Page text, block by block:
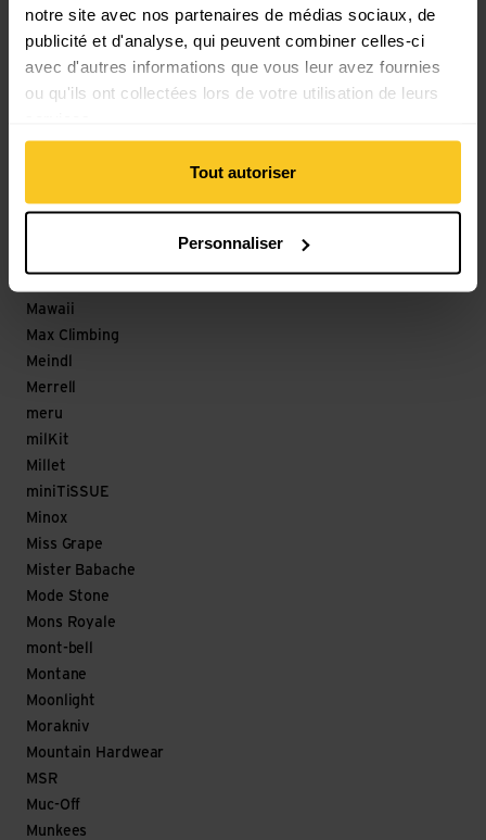
notre site avec nos partenaires de médias sociaux, de
publicité et d'analyse, qui peuvent combiner celles-ci
avec d'autres informations que vous leur avez fournies
ou qu'ils ont collectées lors de votre utilisation de leurs
Tout autoriser
Personnaliser
Löffler
M
Magicshine
Marco
Mawaii
Max Climbing
Meindl
Merrell
meru
milKit
Millet
miniTiSSUE
Minox
Miss Grape
Mister Babache
Mode Stone
Mons Royale
mont-bell
Montane
Moonlight
Morakniv
Mountain Hardwear
MSR
Muc-Off
Munkees